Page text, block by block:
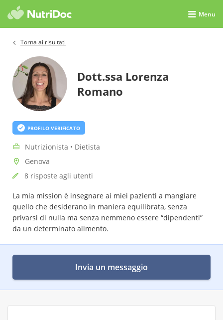
Menu
Torna ai risultati
Dott.ssa Lorenza
Romano
PROFILO VERIFICATO
Nutrizionista • Dietista
Genova
8 risposte agli utenti
La mia mission è insegnare ai miei pazienti a mangiare
quello che desiderano in maniera equilibrata, senza
privarsi di nulla ma senza nemmeno essere “dipendenti”
da un determinato alimento.
Invia un messaggio